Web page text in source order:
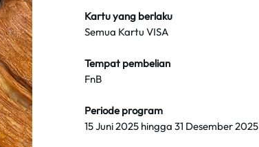
Kartu yang berlaku
Semua Kartu VISA
Tempat pembelian
FnB
Periode program
15 Juni 2025 hingga 31 Desember 2025